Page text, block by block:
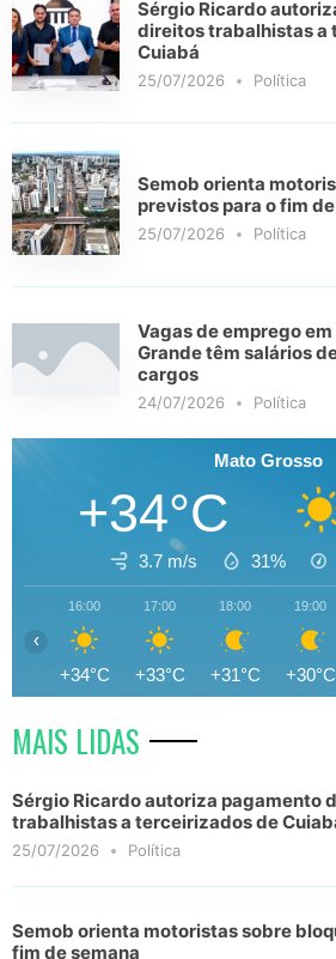
Sérgio Ricardo
direitos trabalhistas a
Cuiabá
25/07/2026 Política
Semob orienta
previstos para o fim
25/07/2026 Política
Vagas de emprego
Grande têm salários
cargos
24/07/2026 Política
Mato Grosso
+34°C
3.7 m/s 31%
16:00
+34°C
17:00
+33°C
18:00
+31°C
19:00
+30°C
‹
MAIS LIDAS
Sérgio Ricardo autoriza pagamento
trabalhistas a terceirizados de
25/07/2026 Política
Semob orienta motoristas sobre
fim de semana